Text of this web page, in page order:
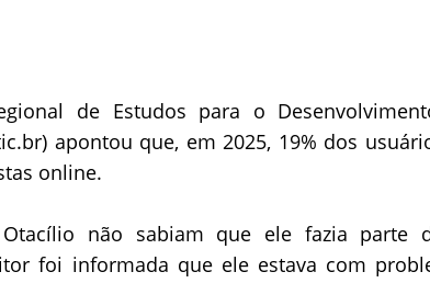
de Estudos para o
apontou que, em 2025, 19% dos
online.
não sabiam que ele fazia parte
foi informada que ele estava com